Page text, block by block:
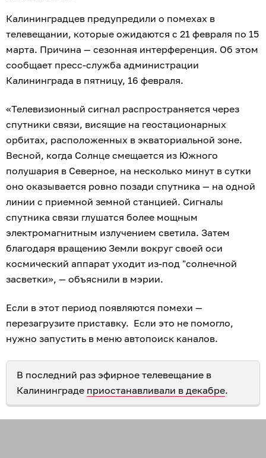
Калининградцев предупредили о помехах в
телевещании, которые ожидаются с 21 февраля по 15
марта. Причина — сезонная интерференция. Об этом
сообщает пресс-служба администрации
Калининграда в пятницу, 16 февраля.
«Телевизионный сигнал распространяется через
спутники связи, висящие на геостационарных
орбитах, расположенных в экваториальной зоне.
Весной, когда Солнце смещается из Южного
полушария в Северное, на несколько минут в сутки
оно оказывается ровно позади спутника — на одной
линии с приемной земной станцией. Сигналы
спутника связи глушатся более мощным
электромагнитным излучением светила. Затем
благодаря вращению Земли вокруг своей оси
космический аппарат уходит из-под "солнечной
засветки», — объяснили в мэрии.
Если в этот период появляются помехи —
перезагрузите приставку. Если это не помогло,
нужно запустить в меню автопоиск каналов.
В последний раз эфирное телевещание в
Калининграде приостанавливали в декабре.